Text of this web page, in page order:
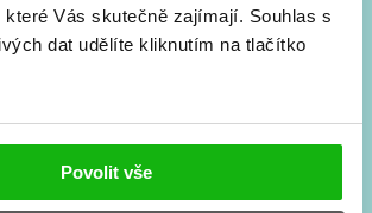
které Vás skutečně zajímají. Souhlas s
dat udělíte kliknutím na tlačítko
Povolit vše
spodmínkami zpracování osobních údajů